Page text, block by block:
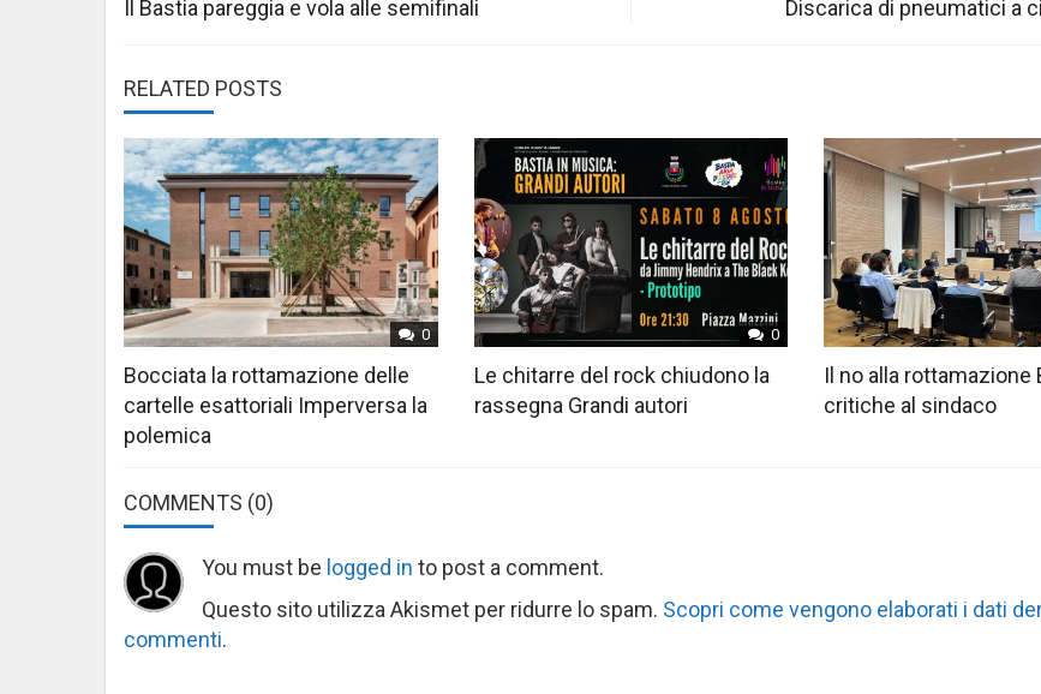
navigation
Il Bastia pareggia e vola alle semifinali Discarica di pneumatici a
RELATED POSTS
0
Bocciata la rottamazione delle
cartelle esattoriali Imperversa la
polemica
0
Le chitarre del rock chiudono la
rassegna Grandi autori
Il no alla rottamazione
critiche al sindaco
COMMENTS (0)
You must be logged in to post a comment.
Questo sito utilizza Akismet per ridurre lo spam. Scopri come vengono elaborati i dati
commenti.